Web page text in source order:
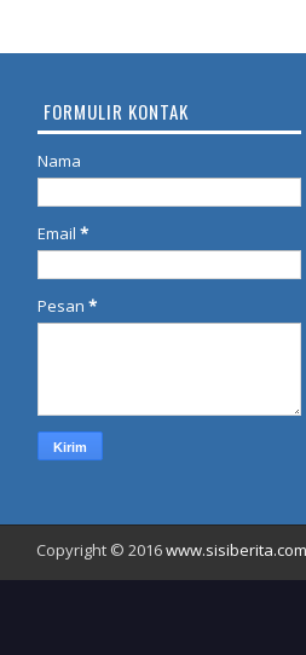
FORMULIR KONTAK
Nama
Email *
Pesan *
Copyright © 2016